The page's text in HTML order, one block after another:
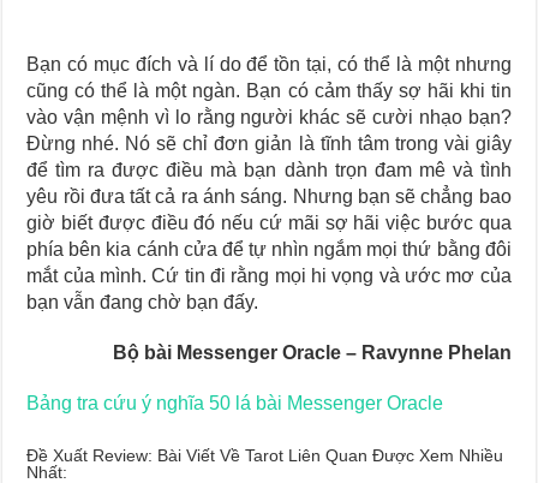
Bạn có mục đích và lí do để tồn tại, có thể là một nhưng
cũng có thể là một ngàn. Bạn có cảm thấy sợ hãi khi tin
vào vận mệnh vì lo rằng người khác sẽ cười nhạo bạn?
Đừng nhé. Nó sẽ chỉ đơn giản là tĩnh tâm trong vài giây
để tìm ra được điều mà bạn dành trọn đam mê và tình
yêu rồi đưa tất cả ra ánh sáng. Nhưng bạn sẽ chẳng bao
giờ biết được điều đó nếu cứ mãi sợ hãi việc bước qua
phía bên kia cánh cửa để tự nhìn ngắm mọi thứ bằng đôi
mắt của mình. Cứ tin đi rằng mọi hi vọng và ước mơ của
bạn vẫn đang chờ bạn đấy.
Bộ bài Messenger Oracle – Ravynne Phelan
Bảng tra cứu ý nghĩa 50 lá bài Messenger Oracle
Đề Xuất Review: Bài Viết Về Tarot Liên Quan Được Xem Nhiều
Nhất: